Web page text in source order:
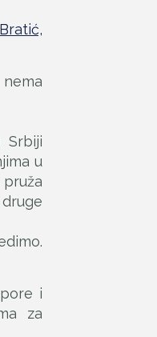
Srbiji
u
i
za